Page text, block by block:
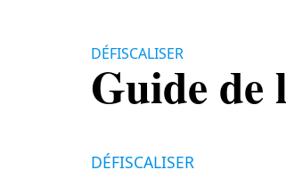
DÉFISCALISER
Guide de
DÉFISCALISER